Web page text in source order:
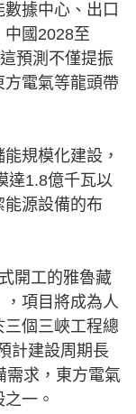
據中心、出口
國2028至
預測不僅提振
方電氣等龍頭帶
規模化建設，
達1.8億千瓦以
源設備的布
開工的雅魯藏
項目將成為人
三個三峽工程總
計建設周期長
需求，東方電氣
一。